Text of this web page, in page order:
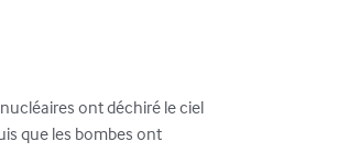
ont déchiré le ciel
que les bombes ont